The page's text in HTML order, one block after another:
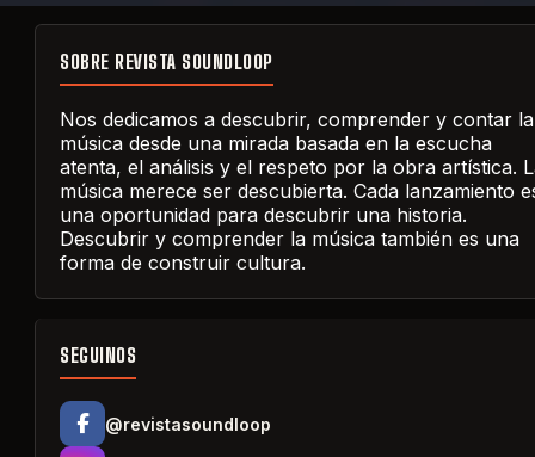
SOBRE REVISTA SOUNDLOOP
Nos dedicamos a descubrir, comprender y contar la
música desde una mirada basada en la escucha
atenta, el análisis y el respeto por la obra artística.
música merece ser descubierta. Cada lanzamiento
una oportunidad para descubrir una historia.
Descubrir y comprender la música también es una
forma de construir cultura.
SEGUINOS
@revistasoundloop